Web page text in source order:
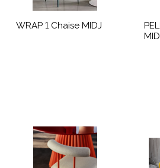
WRAP 1 Chaise MIDJ